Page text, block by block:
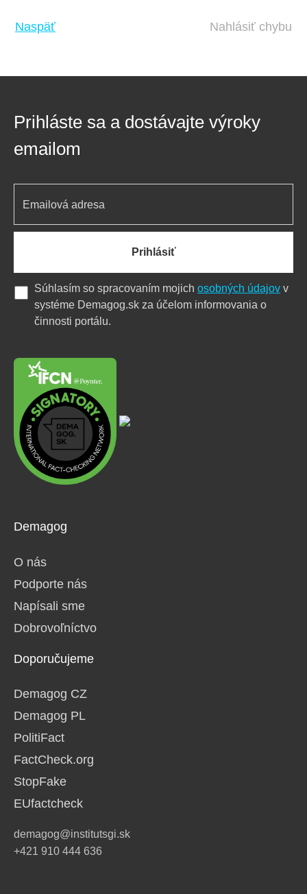
Naspäť Nahlásiť chybu
Demagog
O nás
Podporte nás
Napísali sme
Dobrovoľníctvo
Doporučujeme
Demagog CZ
Demagog PL
PolitiFact
FactCheck.org
StopFake
EUfactcheck
demagog@institutsgi.sk
+421 910 444 636
Prihláste sa a dostávajte výroky
emailom
Prihlásiť
Súhlasím so spracovaním mojich osobných údajov v
systéme Demagog.sk za účelom informovania o
činnosti portálu.